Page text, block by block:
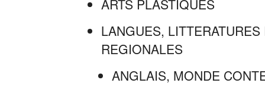
ARTS PLASTIQUES
LANGUES,
REGIONALES
ANGLAIS, MONDE